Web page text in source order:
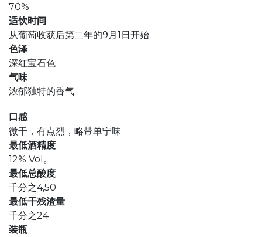
70%
适饮时间
从葡萄收获后第二年的9月1日开始
色泽
深红宝石色
气味
浓郁独特的香气
口感
微干，有点烈，略带单宁味
最低酒精度
12% Vol。
最低总酸度
千分之4,50
最低干残渣量
千分之24
装瓶